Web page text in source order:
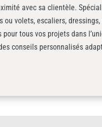
avec sa clientèle.
ou volets, escaliers,
tous vos projets dans
conseils personnalisés